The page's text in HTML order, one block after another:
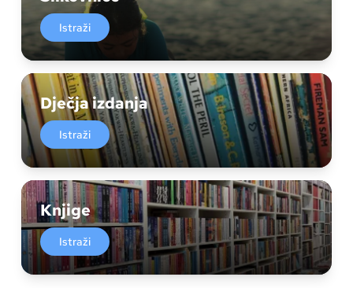
Istraži
Dječja izdanja
Istraži
Knjige
Istraži